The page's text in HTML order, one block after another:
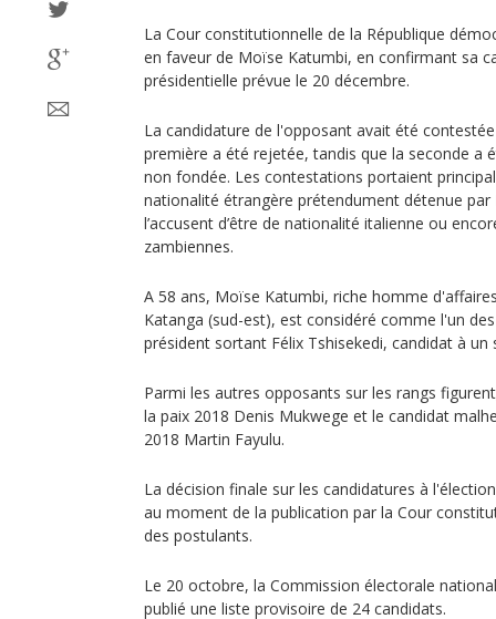
La Cour constitutionnelle de la République
en faveur de Moïse Katumbi, en confirmant sa
présidentielle prévue le 20 décembre.
La candidature de l'opposant avait été
première a été rejetée, tandis que la seconde a
non fondée. Les contestations portaient
nationalité étrangère prétendument détenue
l’accusent d’être de nationalité italienne ou
zambiennes.
A 58 ans, Moïse Katumbi, riche homme
Katanga (sud-est), est considéré comme l'un
président sortant Félix Tshisekedi, candidat à un
Parmi les autres opposants sur les rangs
la paix 2018 Denis Mukwege et le candidat
2018 Martin Fayulu.
La décision finale sur les candidatures à
au moment de la publication par la Cour
des postulants.
Le 20 octobre, la Commission électorale
publié une liste provisoire de 24 candidats.